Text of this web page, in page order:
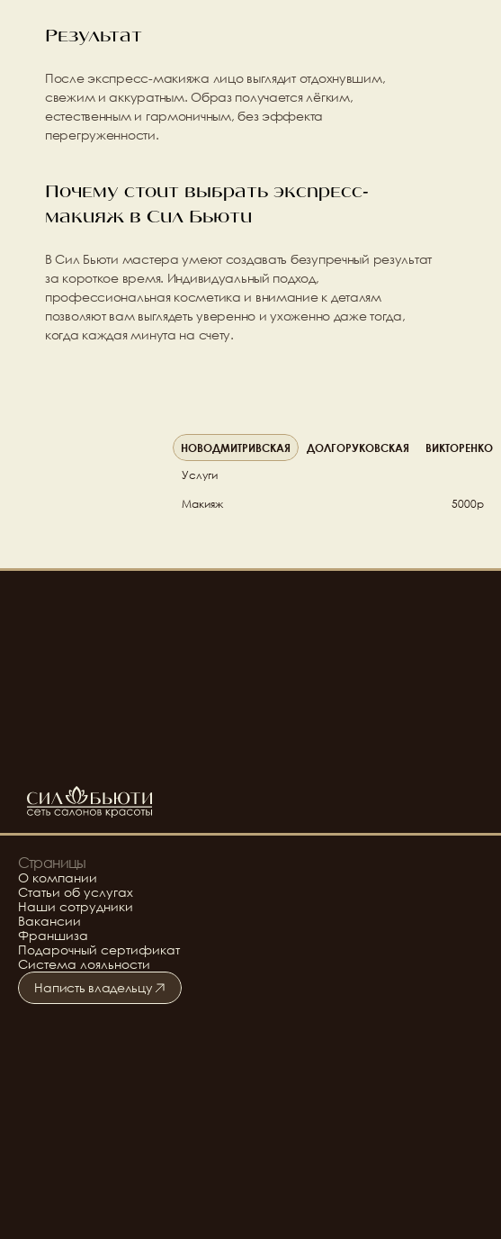
Результат
После экспресс-макияжа лицо выглядит отдохнувшим,
свежим и аккуратным. Образ получается лёгким,
естественным и гармоничным, без эффекта
перегруженности.
Почему стоит выбрать экспресс-
макияж в Сил Бьюти
В Сил Бьюти мастера умеют создавать безупречный результат
за короткое время. Индивидуальный подход,
профессиональная косметика и внимание к деталям
позволяют вам выглядеть уверенно и ухоженно даже тогда,
когда каждая минута на счету.
НОВОДМИТРИВСКАЯ ДОЛГОРУКОВСКАЯ ВИКТОРЕНКО
Услуги
Макияж
5000р
Страницы
О компании
Статьи об услугах
Наши сотрудники
Вакансии
Франшиза
Подарочный сертификат
Система лояльности
Написть владельцу